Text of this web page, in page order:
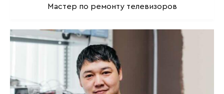
Мастер по ремонту телевизоров